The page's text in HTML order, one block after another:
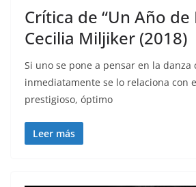
Crítica de “Un Año de
Cecilia Miljiker (2018)
Si uno se pone a pensar en la danza
inmediatamente se lo relaciona con
prestigioso, óptimo
Leer más